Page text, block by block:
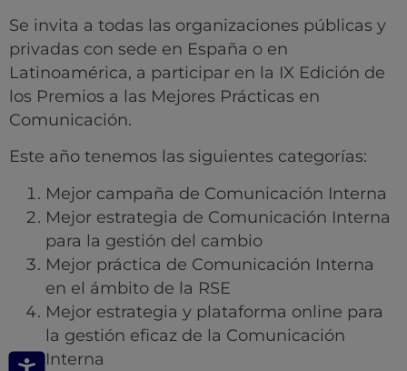
Se invita a todas las organizaciones públicas y
privadas con sede en España o en
Latinoamérica, a participar en la IX Edición de
los Premios a las Mejores Prácticas en
Comunicación.
Este año tenemos las siguientes categorías:
Mejor campaña de Comunicación Interna
Mejor estrategia de Comunicación Interna
para la gestión del cambio
Mejor práctica de Comunicación Interna
en el ámbito de la RSE
Mejor estrategia y plataforma online para
la gestión eficaz de la Comunicación
Interna